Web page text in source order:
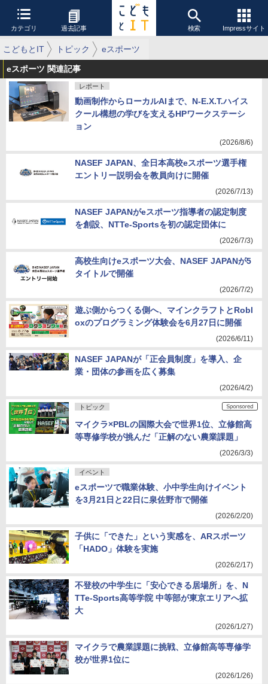
カテゴリ 過去記事 検索 Impressサイト
こどもとIT トピック eスポーツ
eスポーツ 関連記事
レポート
動画制作からローカルAIまで、N-E.X.T.ハイス
クール構想の学びを支えるHPワークステーシ
ョン
(2026/8/6)
NASEF JAPAN、全日本高校eスポーツ選手権
エントリー説明会を教員向けに開催
(2026/7/13)
NASEF JAPANがeスポーツ指導者の認定制度
を創設、NTTe-Sportsを初の認定団体に
(2026/7/3)
高校生向けeスポーツ大会、NASEF JAPANが5
タイトルで開催
(2026/7/2)
遊ぶ側からつくる側へ、マインクラフトとRobl
oxのプログラミング体験会を6月27日に開催
(2026/6/11)
NASEF JAPANが「正会員制度」を導入、企
業・団体の参画を広く募集
(2026/4/2)
トピック
マイクラ×PBLの国際大会で世界1位、立修館高
等専修学校が挑んだ「正解のない農業課題」
(2026/3/3)
イベント
eスポーツで職業体験、小中学生向けイベント
を3月21日と22日に泉佐野市で開催
(2026/2/20)
子供に「できた」という実感を、ARスポーツ
「HADO」体験を実施
(2026/2/17)
不登校の中学生に「安心できる居場所」を、N
TTe-Sports高等学院 中等部が東京エリアへ拡
大
(2026/1/27)
マイクラで農業課題に挑戦、立修館高等専修学
校が世界1位に
(2026/1/26)